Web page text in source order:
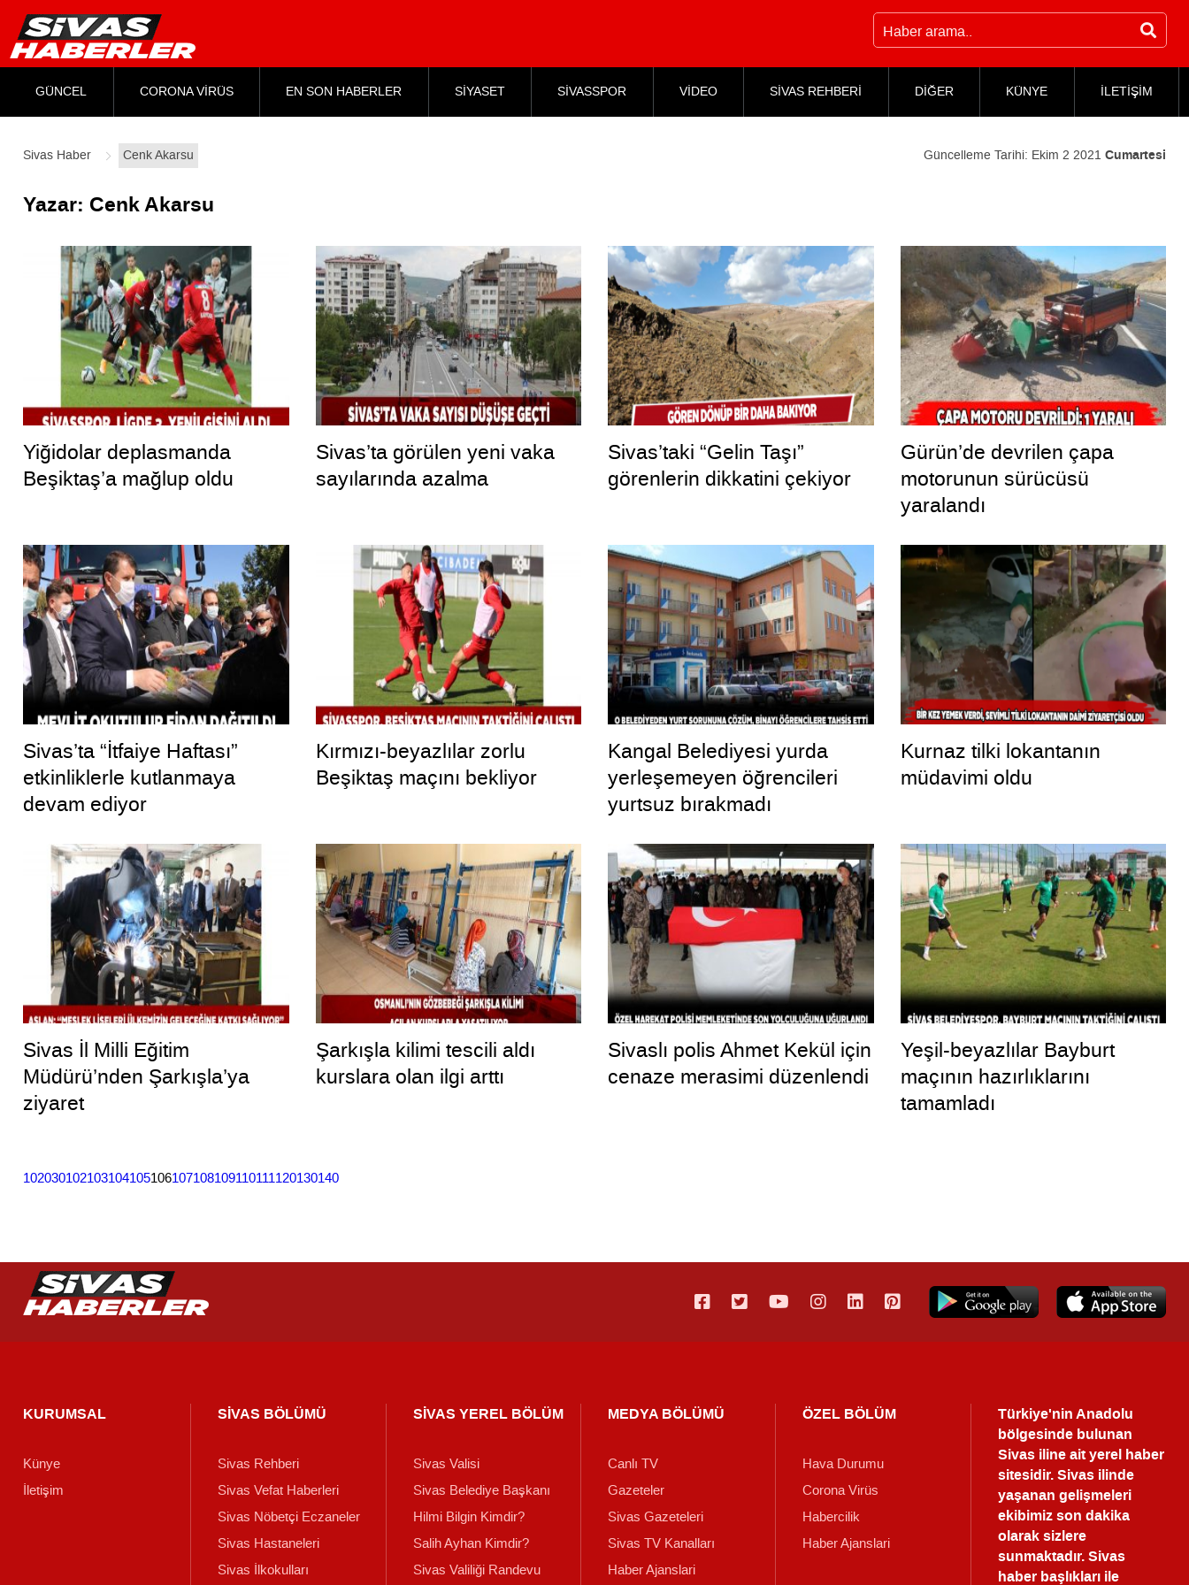
GÜNCEL CORONA VİRÜS EN SON HABERLER SİYASET SİVASSPOR VİDEO SİVAS REHBERİ DİĞER KÜNYE İLETİŞİM
Sivas Haber Cenk Akarsu Güncelleme Tarihi: Ekim 2 2021 Cumartesi
Yazar: Cenk Akarsu
Yiğidolar deplasmanda
Beşiktaş’a mağlup oldu
Sivas’ta görülen yeni vaka
sayılarında azalma
Sivas’taki “Gelin Taşı”
görenlerin dikkatini çekiyor
Gürün’de devrilen çapa
motorunun sürücüsü
yaralandı
Sivas’ta “İtfaiye Haftası”
etkinliklerle kutlanmaya
devam ediyor
Kırmızı-beyazlılar zorlu
Beşiktaş maçını bekliyor
Kangal Belediyesi yurda
yerleşemeyen öğrencileri
yurtsuz bırakmadı
Kurnaz tilki lokantanın
müdavimi oldu
Sivas İl Milli Eğitim
Müdürü’nden Şarkışla’ya
ziyaret
Şarkışla kilimi tescili aldı
kurslara olan ilgi arttı
Sivaslı polis Ahmet Kekül için
cenaze merasimi düzenlendi
Yeşil-beyazlılar Bayburt
maçının hazırlıklarını
tamamladı
102030102103104105106107108109110111120130140
KURUMSAL
Künye
İletişim
SİVAS BÖLÜMÜ
Sivas Rehberi
Sivas Vefat Haberleri
Sivas Nöbetçi Eczaneler
Sivas Hastaneleri
Sivas İlkokulları
SİVAS YEREL BÖLÜM
Sivas Valisi
Sivas Belediye Başkanı
Hilmi Bilgin Kimdir?
Salih Ayhan Kimdir?
Sivas Valiliği Randevu
MEDYA BÖLÜMÜ
Canlı TV
Gazeteler
Sivas Gazeteleri
Sivas TV Kanalları
Haber Ajanslari
ÖZEL BÖLÜM
Hava Durumu
Corona Virüs
Habercilik
Haber Ajanslari
Türkiye'nin Anadolu
bölgesinde bulunan
Sivas iline ait yerel haber
sitesidir. Sivas ilinde
yaşanan gelişmeleri
ekibimiz son dakika
olarak sizlere
sunmaktadır.Sivas
haberbaşlıkları ile